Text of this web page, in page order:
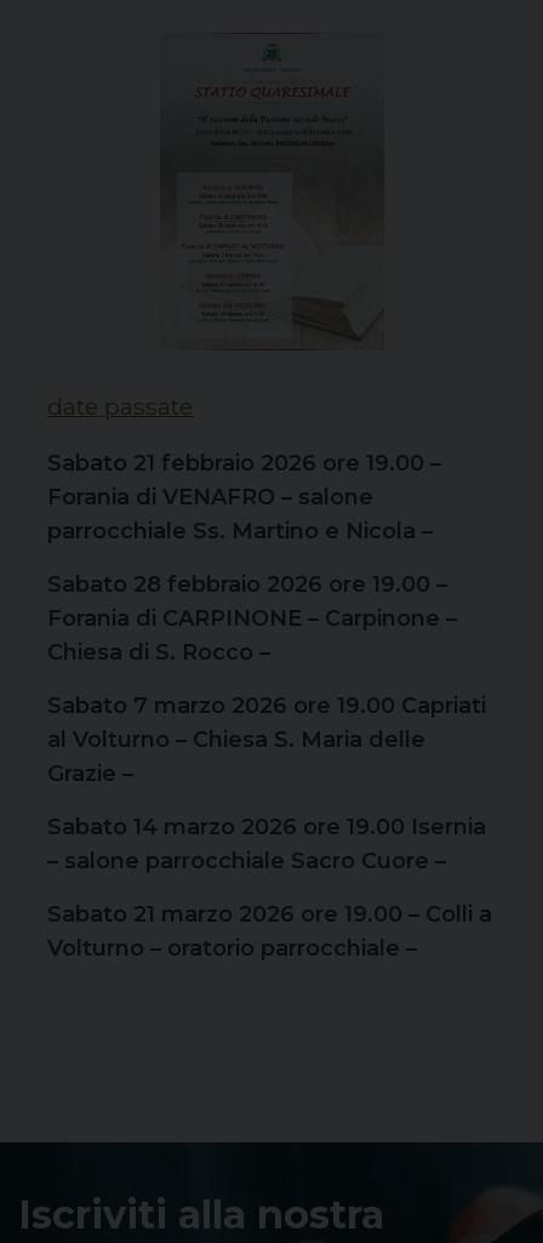
date passate
Sabato 21 febbraio 2026 ore 19.00 –
Forania di VENAFRO – salone
parrocchiale Ss. Martino e Nicola –
Sabato 28 febbraio 2026 ore 19.00 –
Forania di CARPINONE – Carpinone –
Chiesa di S. Rocco –
Sabato 7 marzo 2026 ore 19.00 Capriati
al Volturno – Chiesa S. Maria delle
Grazie –
Sabato 14 marzo 2026 ore 19.00 Isernia
– salone parrocchiale Sacro Cuore –
Sabato 21 marzo 2026 ore 19.00 – Colli a
Volturno – oratorio parrocchiale –
Iscriviti alla nostra